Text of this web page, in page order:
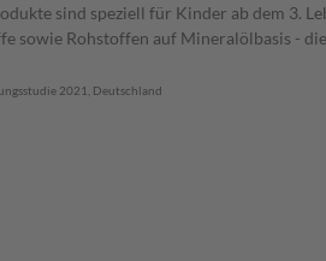
sind speziell für Kinder ab dem 3.
sowie Rohstoffen auf Mineralölbasis -
2021, Deutschland